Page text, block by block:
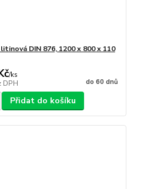
DIN 876, 1200 x 800 x 110
/ks
DPH do 60 dnů
Přidat do košíku